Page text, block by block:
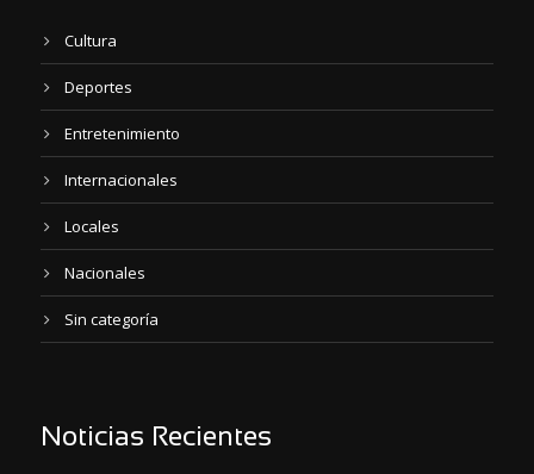
Cultura
Deportes
Entretenimiento
Internacionales
Locales
Nacionales
Sin categoría
Noticias Recientes